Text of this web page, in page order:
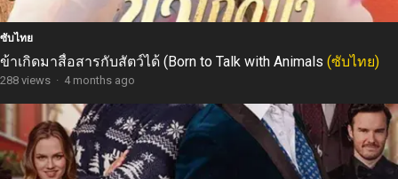
ซับไทย
ข้าเกิดมาสื่อสารกับสัตว์ได้ (Born to Talk with Animals (ซับไทย)
288 views · 4 months ago